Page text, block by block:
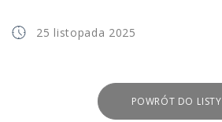
25 listopada 2025
POWRÓT DO LISTY